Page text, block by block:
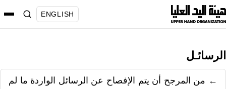
انتقل
إلى
ENGLISH
الرسائـل
← من المرجح أن يتم الإفصاح عن الرسائل الواردة ما لم